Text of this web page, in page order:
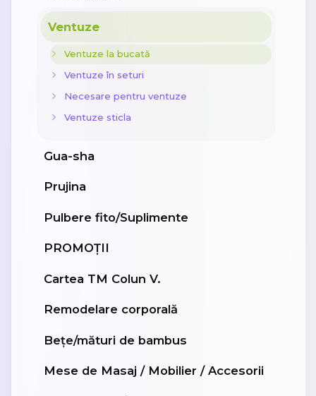
Ventuze
Ventuze la bucată
Ventuze în seturi
Necesare pentru ventuze
Ventuze sticla
Gua-sha
Prujina
Pulbere fito/Suplimente
PROMOȚII
Cartea TM Colun V.
Remodelare corporală
Bețe/mături de bambus
Mese de Masaj / Mobilier / Accesorii